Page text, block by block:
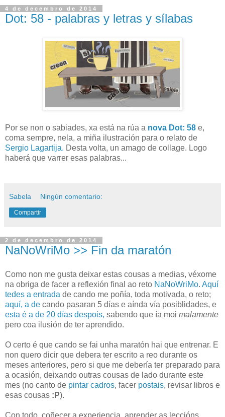
4 de decembro de 2014
Dot: 58 - palabras y letras y sílabas
Por se non o sabiades, xa está na rúa a nova Dot: 58 e,
coma sempre, nela, a miña ilustración para o relato de
Sergio Lagartija. Desta volta, un amago de collage. Logo
haberá que varrer esas palabras...
Sabela Ningún comentario:
Compartir
2 de decembro de 2014
NaNoWriMo >> Fin da maratón
Como non me gusta deixar estas cousas a medias, véxome
na obriga de facer a reflexión final ao reto NaNoWriMo. Aquí
tedes a entrada de cando me poñía, toda motivada, o reto;
aquí, a de cando pasaran 5 días e aínda vía posiblidades, e
esta é a de 20 días despois, sabendo que ía moi malamente
pero coa ilusión de ter aprendido.
O certo é que cando se fai unha maratón hai que entrenar. E
non quero dicir que debera ter escrito a reo durante os
meses anteriores, pero si que me debería ter preparado para
a ocasión, deixando outras cousas de lado durante este
mes (no canto de pintar cadros, facer postais, revisar libros e
esas cousas :P).
Con todo, coñecer a experiencia, aprender as leccións